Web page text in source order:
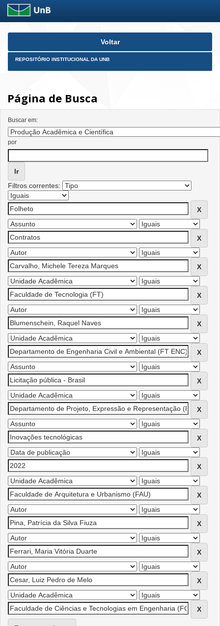
Skip
Voltar
REPOSITÓRIO INSTITUCIONAL DA UNB
Página de Busca
Buscar em:
por
Filtros correntes: